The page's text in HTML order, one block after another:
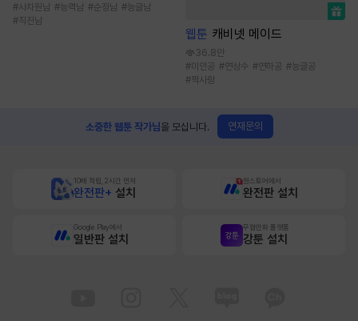
#사차원남 #능력남 #순정남 #능글남
#직진남
웹툰 캐비넷 메이드
36.8만
#미인공 #연상수 #연하공 #능글공
#짝사랑
소중한 웹툰 작가님을 모십니다. 연재문의
10배 적립, 2시간 먼저
완전판+ 설치
원스토어에서
완전판 설치
Google Play에서
일반판 설치
무협만화 플랫폼
강툰 설치